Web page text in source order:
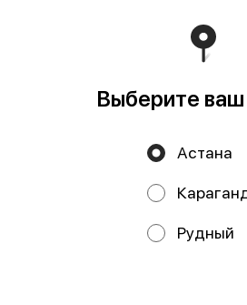
CASPKZKA Номер счета::
Работает на эффективном ядре
Политика
Выберите
Астана
Рудный